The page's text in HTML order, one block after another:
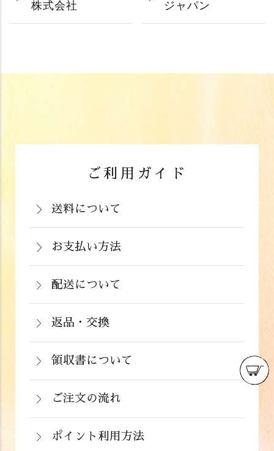
株式会社
ジャパン
ご利用ガイド
送料について
岡山県：704円(税込)
関西・中国（岡山県除く）・四国・九
州：770円(税込)
関東・信越・北陸・中部：990円(税込)
東北：1,210円(税込)
北海道：1,430円(税込)
沖縄：2,024円(税込)
※クール便の場合は送料＋クール代金
220円（税込）
お支払い方法
お支払いは、カード決済、代金引換（手
数料弊社負担）・銀行振込（前払い）・
郵便振込（前払い）・PayPay（オンラ
イン決済）・ドコモケータイ払い・auか
んたん決済・au PAY・ソフトバンクまと
めて支払い(B)がご利用頂けます。
配送について
通常在庫がある商品につきましては、ご
注文から２～５営業日で発送いたしま
す。
返品・交換
商品が食品のため、お客様のお手元に到
着後の返品は基本的にお受け出来ませ
ん。但し、発送中の破損や不良品、ある
いはご注文と違う商品が届いた場合は、
お手数ですが商品到着後３日以内に当店
までご連絡下さい。
領収書について
領収書をご希望のお客様は、ご注文画面
の備考欄にてお知らせ下さい。なお、お
支払い方法にて領収書の形態が異なりま
す。
ご注文の流れ
ポイント利用方法